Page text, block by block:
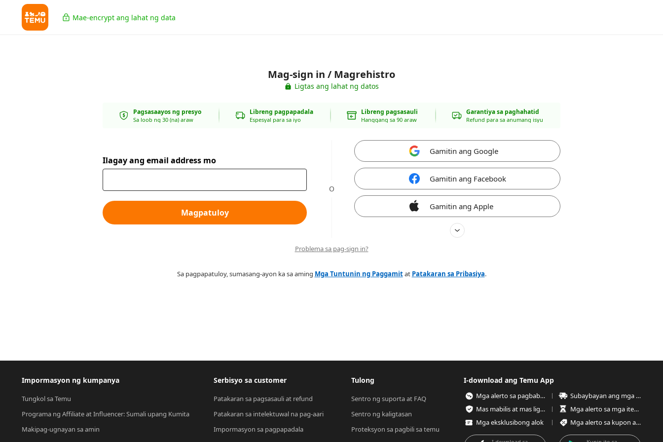
Mae-encrypt ang lahat ng data
Mag-sign in / Magrehistro
Ligtas ang lahat ng datos
Pagsasaayos ng presyo
Sa loob ng 30 (na) araw
Libreng pagpapadala
Espesyal para sa iyo
Libreng pagsasauli
Hanggang sa 90 araw
Garantiya sa paghahatid
Refund para sa anumang isyu
Ilagay ang email address mo
Magpatuloy
O
Gamitin ang Google
Gamitin ang Facebook
Gamitin ang Apple
Problema sa pag-sign in?
Sa pagpapatuloy, sumasang-ayon ka sa aming Mga Tuntunin ng Paggamitat Patakaran sa Pribasiya.
Impormasyon ng kumpanya
Tungkol sa Temu
Programa ng Affiliate at Influencer: Sumali upang Kumita
Makipag-ugnayan sa amin
Serbisyo sa customer
Patakaran sa pagsasauli at refund
Patakaran sa intelektuwal na pag-aari
Impormasyon sa pagpapadala
Tulong
Sentro ng suporta at FAQ
Sentro ng kaligtasan
Proteksyon sa pagbili sa temu
I-download ang Temu App
Mga alerto sa pagbaba ng presyo
Subaybayan ang mga order anumang oras
Mas mabilis at mas ligtas na pag-checkout
Mga alerto sa mga item na kaunting stock
Mga eksklusibong alok
Mga alerto sa kupon at alok